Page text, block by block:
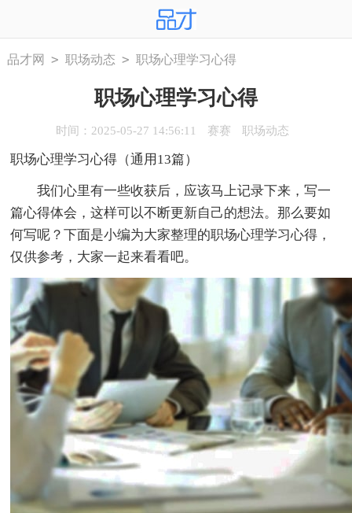
品才网 > 职场动态 > 职场心理学习心得
职场心理学习心得
时间：2025-05-27 14:56:11 赛赛 职场动态
职场心理学习心得（通用13篇）
我们心里有一些收获后，应该马上记录下来，写一
篇心得体会，这样可以不断更新自己的想法。那么要如
何写呢？下面是小编为大家整理的职场心理学习心得，
仅供参考，大家一起来看看吧。